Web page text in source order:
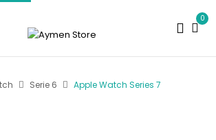
0
Serie 6 Apple Watch Series 7